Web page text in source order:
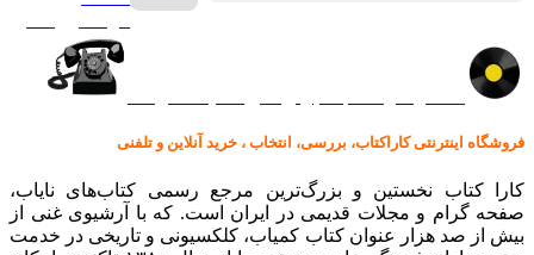
فروشگاه اینترنتی کاراکتاب، بررسی، انتخاب ، خرید آنلاین و تلفنی
کارا کتاب نخستین و بزرگ‌ترین مرجع رسمی کتاب‌های نایاب،
صفحه گرام و مجلات قدیمی در ایران است. که با آرشیوی غنی از
بیش از صد هزار عنوان کتاب کمیاب، کلکسیونی و تاریخی در خدمت